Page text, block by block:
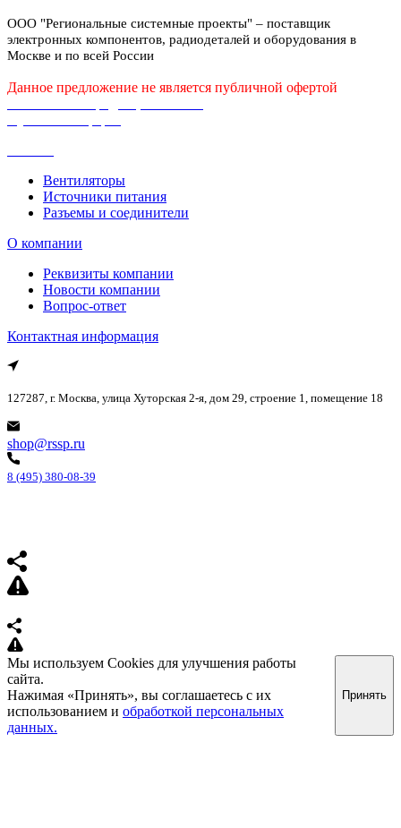
ООО "Региональные системные проекты" – поставщик
электронных компонентов, радиодеталей и оборудования в
Москве и по всей России
Данное предложение не является публичной офертой
Вентиляторы
Источники питания
Разъемы и соединители
О компании
Реквизиты компании
Новости компании
Вопрос-ответ
Контактная информация
127287, г. Москва, улица Хуторская 2-я, дом 29, строение 1, помещение 18
shop@rssp.ru
8 (495) 380-08-39
Мы используем Cookies для улучшения работы
сайта.
Нажимая «Принять», вы соглашаетесь с их
использованием и обработкой персональных
данных.
Принять